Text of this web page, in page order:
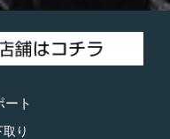
ート
取り